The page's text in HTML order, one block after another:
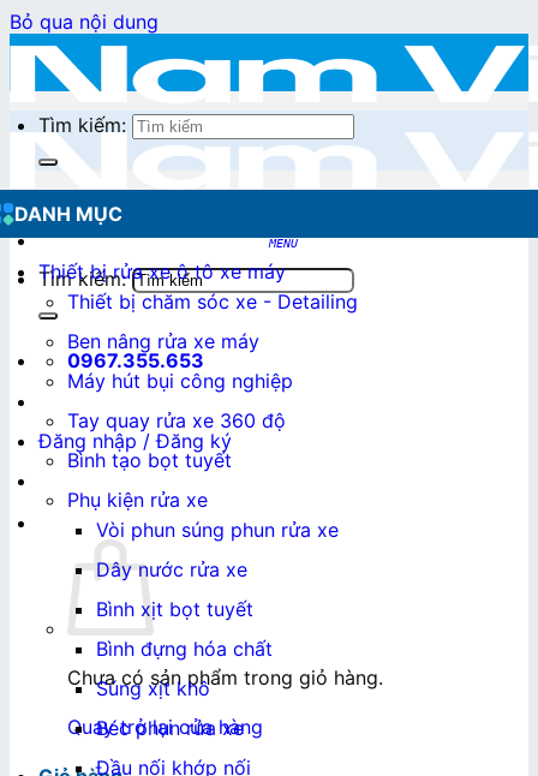
Bỏ qua nội dung
Tìm kiếm:
0967.355.653
Đăng nhập / Đăng ký
Chưa có sản phẩm trong giỏ hàng.
Quay trở lại cửa hàng
Tìm kiếm:
DANH MỤC
Thiết bị rửa xe ô tô xe máy
Thiết bị chăm sóc xe - Detailing
Ben nâng rửa xe máy
Máy hút bụi công nghiệp
Tay quay rửa xe 360 độ
Bình tạo bọt tuyết
Phụ kiện rửa xe
Vòi phun súng phun rửa xe
Dây nước rửa xe
Bình xịt bọt tuyết
Bình đựng hóa chất
Súng xịt khô
Béc phun rửa xe
Đầu nối khớp nối